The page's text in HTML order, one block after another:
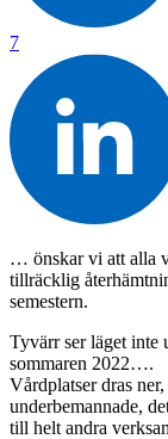
7
… önskar vi att alla
tillräcklig
semestern.
Tyvärr ser läget inte
sommaren 2022….
Vårdplatser dras
underbemannade,
till helt andra